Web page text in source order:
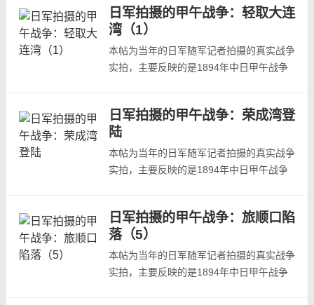
清战争写真帖》、龟井兹明《明治二十七八
年战役写真帖》等日本当年发行的战争画
报。 本文为第二组照片展示，欢迎预览：
大连湾天后宫门楼内部大连湾天后宫内塑像
日军拍摄的甲午战争：轻取大连
湾（1）
本帖为当年的日军随军记者拍摄的真实战争
实拍，主要反映的是1894年中日甲午战争
清战争写真帖》、龟井兹明《明治二十七八
年战役写真帖》等日本当年发行的战争画
报。大连湾山形左右拱抱，东南面临海湾，
三山岛屏障于前，湾之中央有两半岛突伸
日军拍摄的甲午战争：荣成湾登
陆
本帖为当年的日军随军记者拍摄的真实战争
实拍，主要反映的是1894年中日甲午战争
班《日清战争写真帖》、龟井兹明《明治二
十七八年战役写真帖》等日本当年发行的战
争画报。
日军拍摄的甲午战争：旅顺口陷
落（5）
本帖为当年的日军随军记者拍摄的真实战争
实拍，主要反映的是1894年中日甲午战争